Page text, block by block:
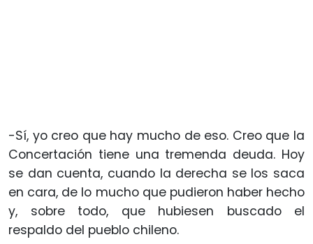
-Sí, yo creo que hay mucho de eso. Creo que la
Concertación tiene una tremenda deuda. Hoy
se dan cuenta, cuando la derecha se los saca
en cara, de lo mucho que pudieron haber hecho
y, sobre todo, que hubiesen buscado el
respaldo del pueblo chileno.